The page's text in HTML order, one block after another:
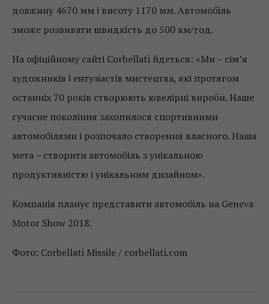
довжину 4670 мм і висоту 1170 мм. Автомобіль
зможе розвивати швидкість до 500 км/год.
На офіційному сайті Corbellati йдеться: «Ми – сім’я
художників і ентузіастів мистецтва, які протягом
останніх 70 років створюють ювелірні вироби. Наше
сучасне покоління захопилося спортивними
автомобілями і розпочало створення власного. Наша
мета – створити автомобіль з унікальною
продуктивністю і унікальним дизайном».
Компанія планує представити автомобіль на Geneva
Motor Show 2018.
Фото: Corbellati Missile / corbellati.com